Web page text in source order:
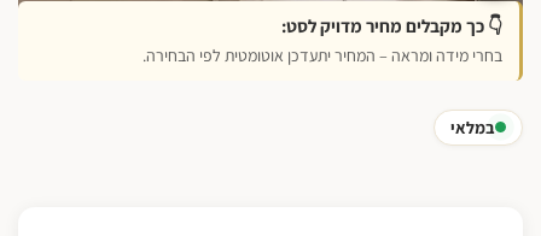
👇 כך מקבלים מחיר מדויק לסט:
בחרי מידה ומראה – המחיר יתעדכן אוטומטית לפי הבחירה.
במלאי